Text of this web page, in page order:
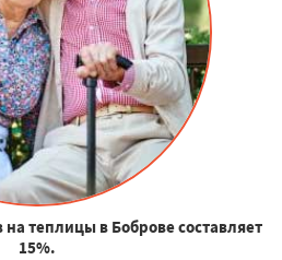
теплицы в Боброве составляет
15%.